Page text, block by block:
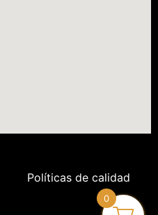
Políticas de calidad
0